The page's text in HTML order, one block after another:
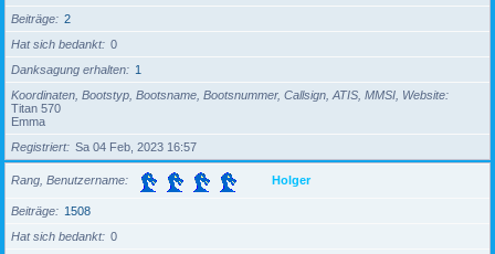
Beiträge
2
Hat sich bedankt
0
Danksagung erhalten
1
Koordinaten, Bootstyp, Bootsname, Bootsnummer, Callsign, ATIS, MMSI, Website
Titan 570
Emma
Registriert
Sa 04 Feb, 2023 16:57
Rang, Benutzername Holger
Beiträge
1508
Hat sich bedankt
0